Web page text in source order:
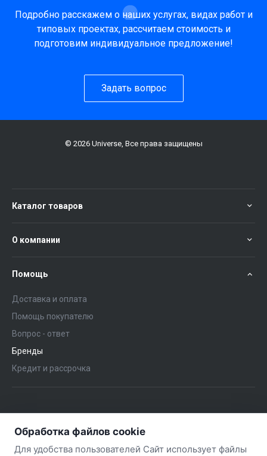
Подробно расскажем о наших услугах, видах работ и
типовых проектах, рассчитаем стоимость и
подготовим индивидуальное предложение!
Задать вопрос
© 2026 Universe, Все права защищены
Каталог товаров
О компании
Помощь
Доставка и оплата
Помощь покупателю
Вопрос - ответ
Бренды
Кредит и рассрочка
+375 (29) 563-57-02
Обработка файлов cookie
Для удобства пользователей Сайт использует файлы